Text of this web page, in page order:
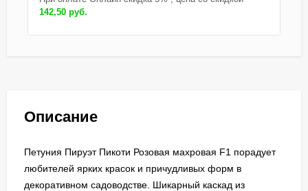
142,50 руб.
Описание
Петуния Пируэт Пикоти Розовая махровая F1 порадует
любителей ярких красок и причудливых форм в
декоративном садоводстве. Шикарный каскад из